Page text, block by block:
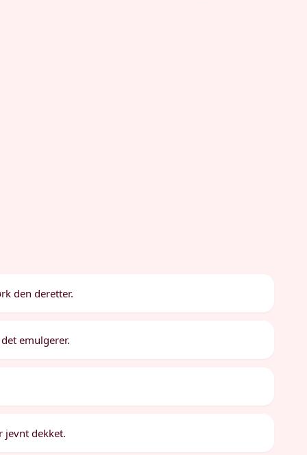
den deretter.
emulgerer.
jevnt dekket.